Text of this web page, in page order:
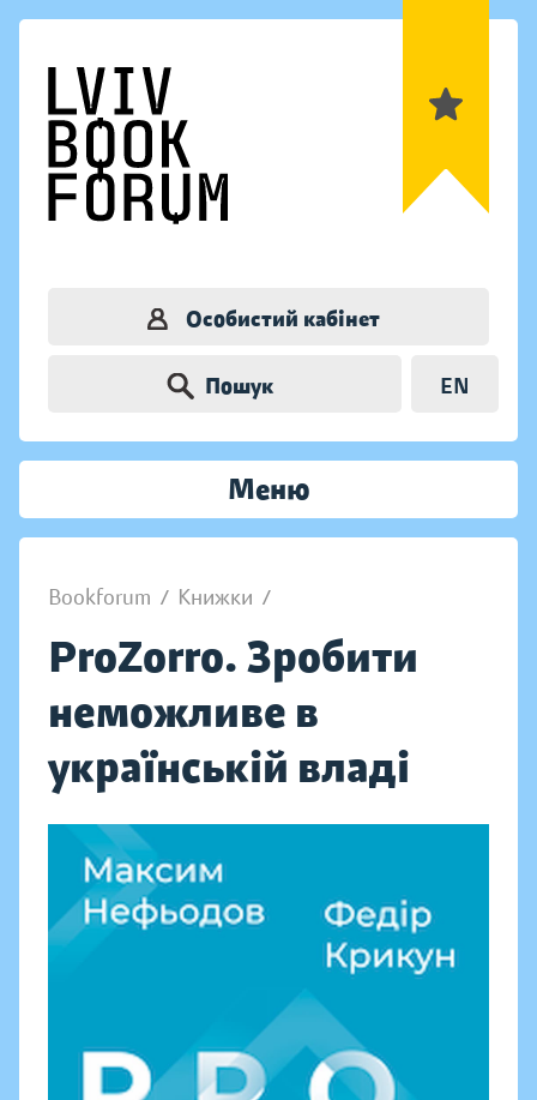
Особистий кабінет
Пошук EN
Меню
Bookforum / Книжки /
ProZorro. Зробити
неможливе в
українській владі